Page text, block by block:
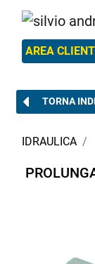
AREA
TORNA
IDRAULICA